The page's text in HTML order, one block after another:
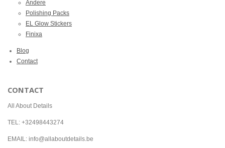
Andere
Polishing Packs
EL Glow Stickers
Finixa
Blog
Contact
CONTACT
All About Details
TEL: +32498443274
EMAIL: info@allaboutdetails.be